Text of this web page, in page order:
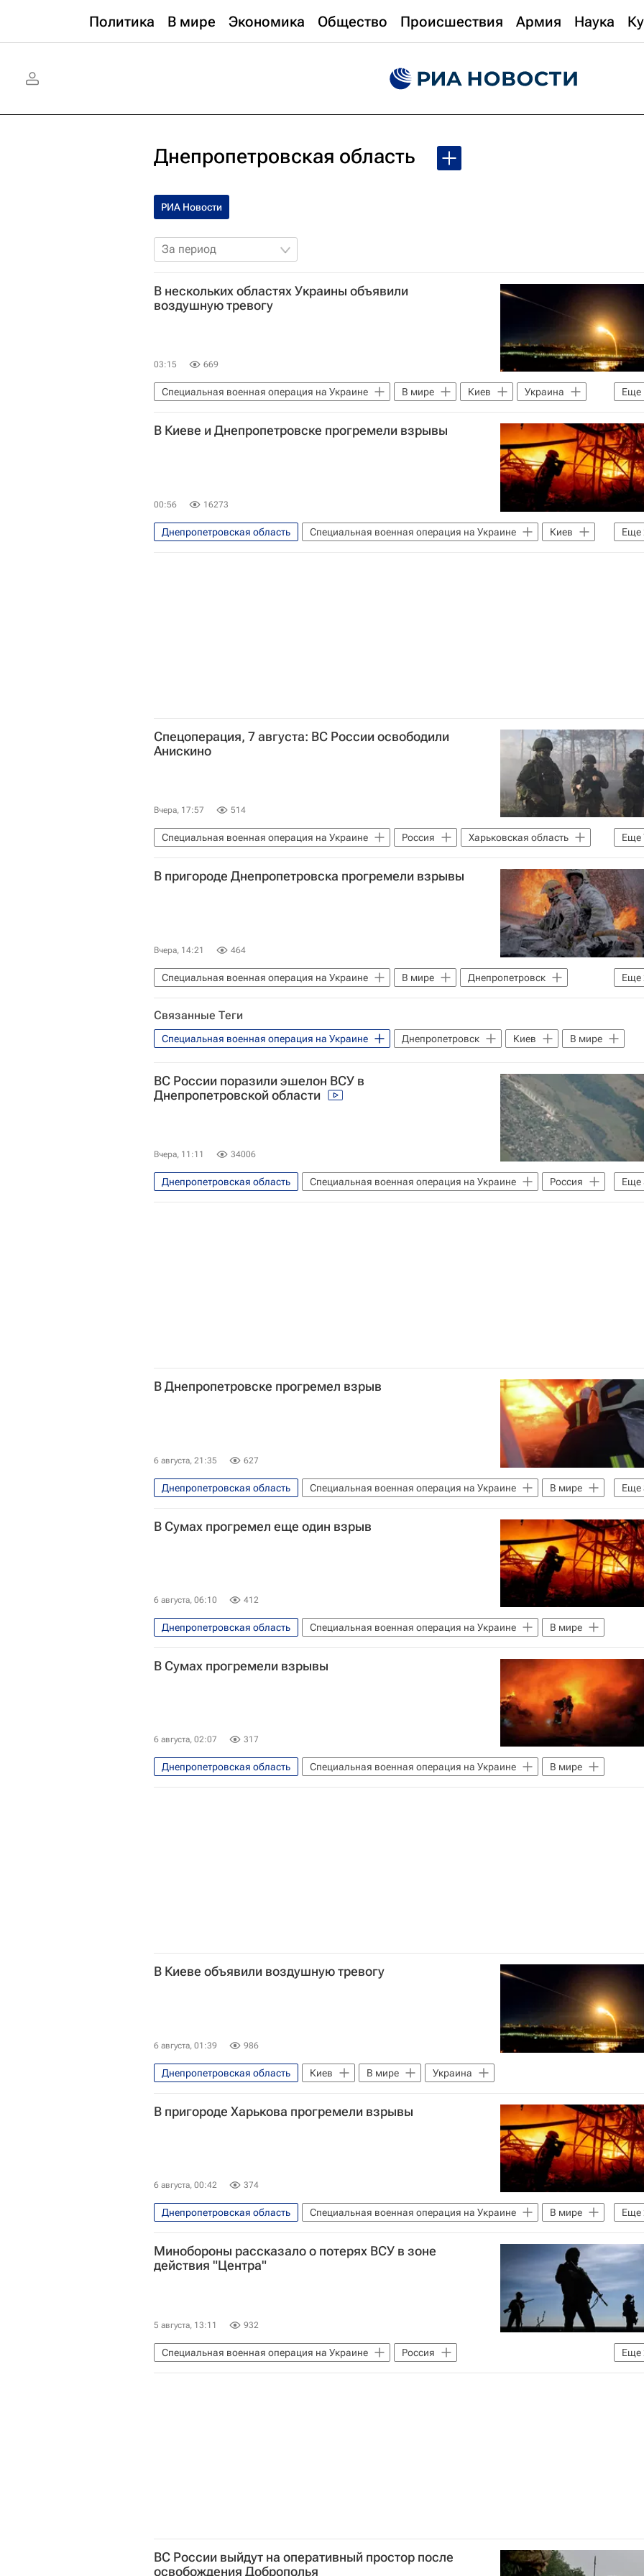
Политика В мире Экономика Общество Происшествия Армия Наука
Днепропетровская область
РИА Новости
За период
В нескольких областях Украины объявили
воздушную тревогу
03:15 669
Еще
Специальная военная операция на Украине В мире Киев
Украина
Киевская область
В Киеве и Днепропетровске прогремели взрывы
00:56 16273
Еще
Днепропетровская область Специальная военная операция на Украине
Киев
В мире
Днепропетровск
Спецоперация, 7 августа: ВС России освободили
Анискино
Вчера, 17:57 514
Еще
Специальная военная операция на Украине Россия
Харьковская область
Константиновка
Владимир Путин
Рамзан Кадыров
Александр Сырский
Вооруженные силы Украины
В пригороде Днепропетровска прогремели взрывы
Вчера, 14:21 464
Еще
Специальная военная операция на Украине В мире
Днепропетровск
Украина
Днепр (река)
Связанные Теги
Специальная военная операция на Украине Днепропетровск Киев В мире
ВС России поразили эшелон ВСУ в
Днепропетровской области
Вчера, 11:11 34006
Еще
Днепропетровская область Специальная военная операция на Украине
Россия
Вооруженные силы Украины
Безопасность
Вооруженные силы РФ
В Днепропетровске прогремел взрыв
6 августа, 21:35 627
Еще
Днепропетровская область Специальная военная операция на Украине
В мире
Днепропетровск
Украина Страна.ua
В Сумах прогремел еще один взрыв
6 августа, 06:10 412
Днепропетровская область Специальная военная операция на Украине В мире
В Сумах прогремели взрывы
6 августа, 02:07 317
Днепропетровская область Специальная военная операция на Украине В мире
В Киеве объявили воздушную тревогу
6 августа, 01:39 986
Днепропетровская область Киев В мире Украина
В пригороде Харькова прогремели взрывы
6 августа, 00:42 374
Еще
Днепропетровская область Специальная военная операция на Украине
В мире
Харьков
Украина
Минобороны рассказало о потерях ВСУ в зоне
действия "Центра"
5 августа, 13:11 932
Еще
Специальная военная операция на Украине
Россия
Вооруженные силы Украины
Министерство обороны РФ (Минобороны РФ)
ВС России выйдут на оперативный простор после
освобождения Доброполья